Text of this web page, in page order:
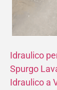
Idraulico
Spurgo
Idraulico a